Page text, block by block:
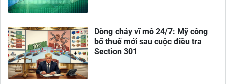
Dòng chảy vĩ mô 24/7: Mỹ công
bố thuế mới sau cuộc điều tra
Section 301